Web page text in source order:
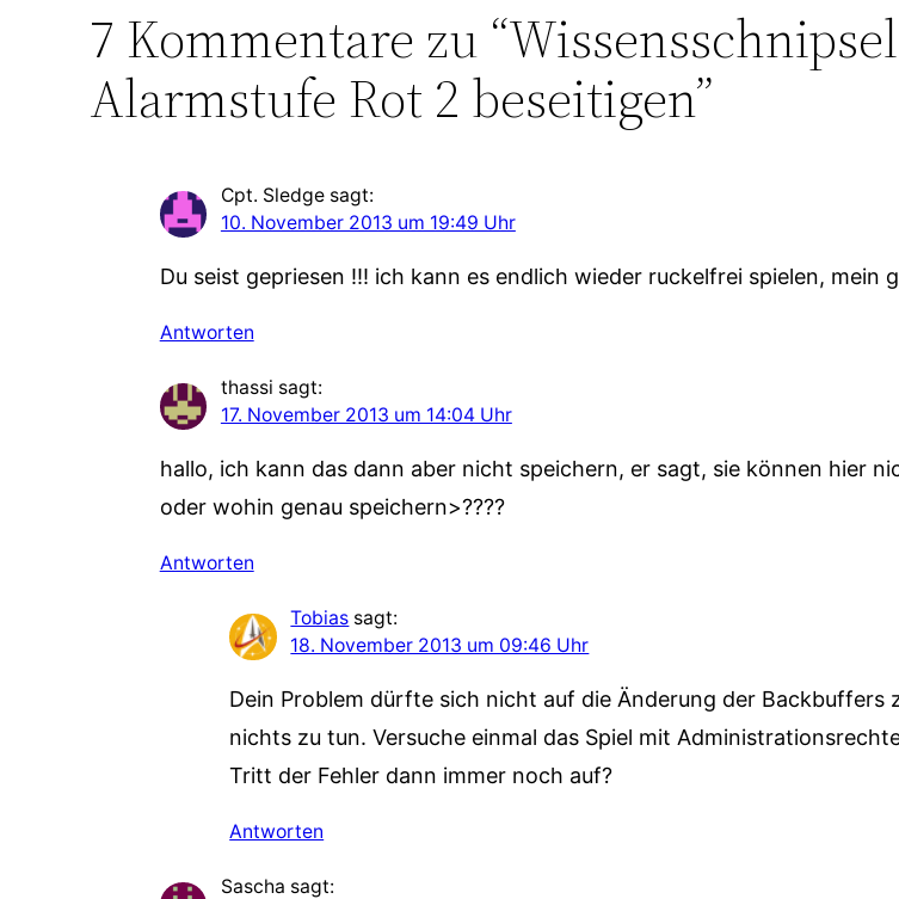
7 Kommentare zu
Alarmstufe Rot 2 beseitigen”
Cpt. Sledge sagt:
10. November 2013 um 19:49 Uhr
Du seist gepriesen !!! ich kann es endlich wieder ruckelfrei spielen, mein
Antworten
thassi sagt:
17. November 2013 um 14:04 Uhr
hallo, ich kann das dann aber nicht speichern, er sagt, sie können hier
oder wohin genau speichern>????
Antworten
Tobias sagt:
18. November 2013 um 09:46 Uhr
Dein Problem dürfte sich nicht auf die Änderung der
nichts zu tun. Versuche einmal das Spiel mit
Tritt der Fehler dann immer noch auf?
Antworten
Sascha sagt: